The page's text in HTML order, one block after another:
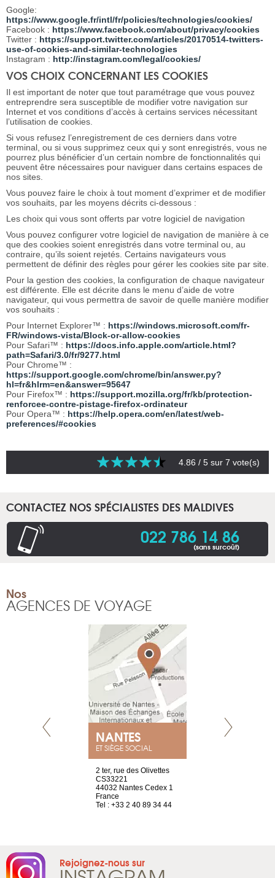
Google:
https://www.google.fr/intl/fr/policies/technologies/cookies/
Facebook : https://www.facebook.com/about/privacy/cookies
Twitter : https://support.twitter.com/articles/20170514-twitters-
use-of-cookies-and-similar-technologies
Instagram : http://instagram.com/legal/cookies/
VOS CHOIX CONCERNANT LES COOKIES
Il est important de noter que tout paramétrage que vous pouvez
entreprendre sera susceptible de modifier votre navigation sur
Internet et vos conditions d’accès à certains services nécessitant
l’utilisation de cookies.
Si vous refusez l’enregistrement de ces derniers dans votre
terminal, ou si vous supprimez ceux qui y sont enregistrés, vous ne
pourrez plus bénéficier d’un certain nombre de fonctionnalités qui
peuvent être nécessaires pour naviguer dans certains espaces de
nos sites.
Vous pouvez faire le choix à tout moment d’exprimer et de modifier
vos souhaits, par les moyens décrits ci-dessous :
Les choix qui vous sont offerts par votre logiciel de navigation
Vous pouvez configurer votre logiciel de navigation de manière à ce
que des cookies soient enregistrés dans votre terminal ou, au
contraire, qu’ils soient rejetés. Certains navigateurs vous
permettent de définir des règles pour gérer les cookies site par site.
Pour la gestion des cookies, la configuration de chaque navigateur
est différente. Elle est décrite dans le menu d’aide de votre
navigateur, qui vous permettra de savoir de quelle manière modifier
vos souhaits :
Pour Internet Explorer™ : https://windows.microsoft.com/fr-
FR/windows-vista/Block-or-allow-cookies
Pour Safari™ : https://docs.info.apple.com/article.html?
path=Safari/3.0/fr/9277.html
Pour Chrome™ :
https://support.google.com/chrome/bin/answer.py?
hl=fr&hlrm=en&answer=95647
Pour Firefox™ : https://support.mozilla.org/fr/kb/protection-
renforcee-contre-pistage-firefox-ordinateur
Pour Opera™ : https://help.opera.com/en/latest/web-
preferences/#cookies
4.86 / 5 sur 7 vote(s)
CONTACTEZ NOS SPÉCIALISTES DES MALDIVES
022 786 14 86
(sans surcoût)
Nos
AGENCES DE VOYAGE
NANTES
ET SIÈGE SOCIAL
2 ter, rue des Olivettes
CS33221
44032 Nantes Cedex 1
France
Tel : +33 2 40 89 34 44
Rejoignez-nous sur